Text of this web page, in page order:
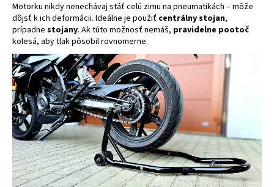
Motorku nikdy nenechávaj stáť celú zimu na pneumatikách – môže
dôjsť k ich deformácii. Ideálne je použiť centrálny stojan,
prípadne stojany. Ak túto možnosť nemáš, pravidelne pootoč
kolesá, aby tlak pôsobil rovnomerne.